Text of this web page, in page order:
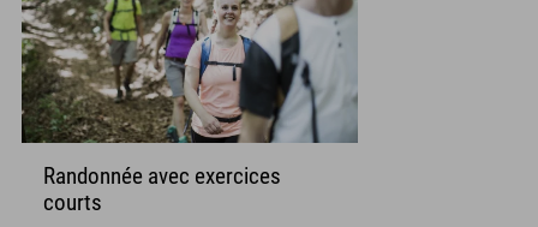
Randonnée avec exercices
courts